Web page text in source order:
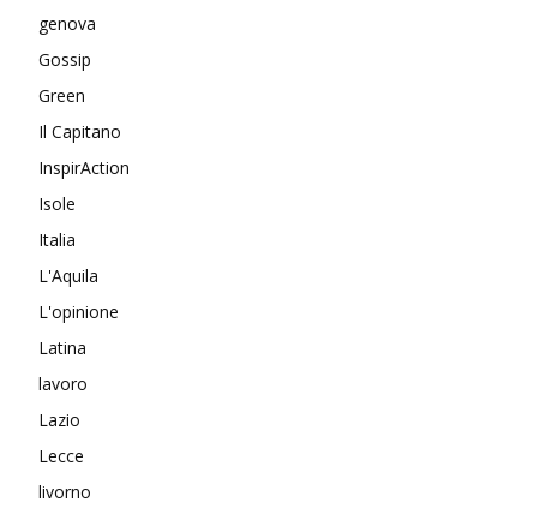
genova
Gossip
Green
Il Capitano
InspirAction
Isole
Italia
L'Aquila
L'opinione
Latina
lavoro
Lazio
Lecce
livorno